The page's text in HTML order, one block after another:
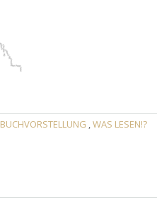
BUCHVORSTELLUNG ,WAS LESEN!?